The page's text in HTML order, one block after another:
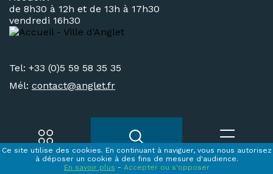
Ce site utilise des cookies. En continuant à naviguer, vous nous autorisez
à déposer un cookie à des fins de mesure d'audience.
En savoir plus - Accepter ou s'opposer
Accès rapides Recherche Menu
de 8h30 à 12h et de 13h à 17h30
vendredi 16h30
Tel: +33 (0)5 59 58 35 35
Mél: contact@anglet.fr